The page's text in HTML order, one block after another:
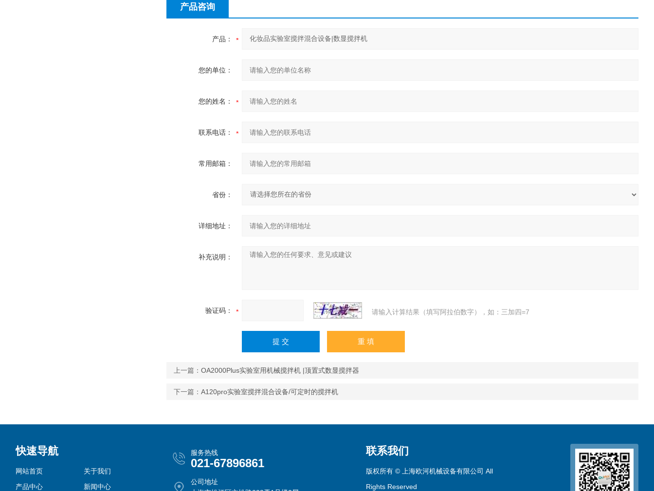
产品咨询
产品：
您的单位：
您的姓名：
联系电话：
常用邮箱：
省份：
详细地址：
补充说明：
验证码： 请输入计算结果（填写阿拉伯数字），如：三加四=7
上一篇： OA2000Plus实验室用机械搅拌机 |顶置式数显搅拌器
下一篇： A120pro实验室搅拌混合设备/可定时的搅拌机
快速导航
网站首页
关于我们
产品中心
新闻中心
服务热线
021-67896861
公司地址
联系我们
版权所有 © 上海欧河机械设备有限公司 All
Rights Reserved